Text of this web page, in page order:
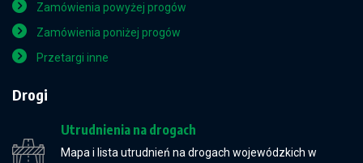
Zamówienia powyżej progów
Zamówienia poniżej progów
Przetargi inne
Drogi
Utrudnienia na drogach
Mapa i lista utrudnień na drogach wojewódzkich w